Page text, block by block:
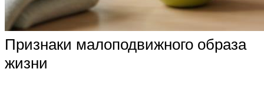
Признаки малоподвижного образа
жизни